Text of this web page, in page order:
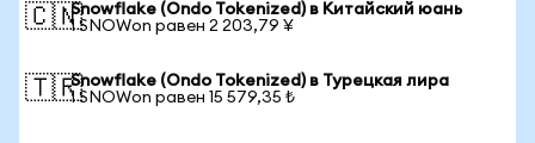
🇨🇳Snowflake (Ondo Tokenized) в Китайский юань
1 SNOWon равен 2 203,79 ¥
🇹🇷Snowflake (Ondo Tokenized) в Турецкая лира
1 SNOWon равен 15 579,35 ₺